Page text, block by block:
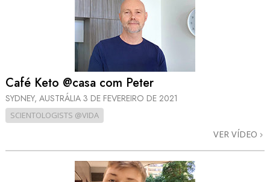
Café Keto @casa com Peter
SYDNEY, AUSTRÁLIA 3 DE FEVEREIRO DE 2021
SCIENTOLOGISTS @VIDA
VER VÍDEO